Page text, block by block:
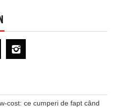
cost: ce cumperi de fapt când